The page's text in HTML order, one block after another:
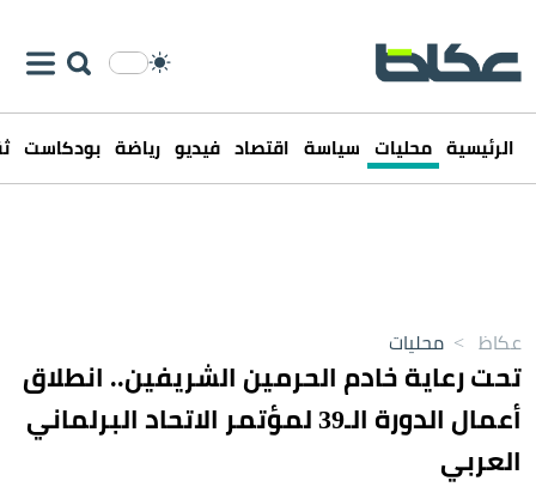
الرئيسية محليات سياسة اقتصاد فيديو رياضة بودكاست
عكاظ > محليات
تحت رعاية خادم الحرمين الشريفين.. انطلاق
أعمال الدورة الـ39 لمؤتمر الاتحاد البرلماني
العربي